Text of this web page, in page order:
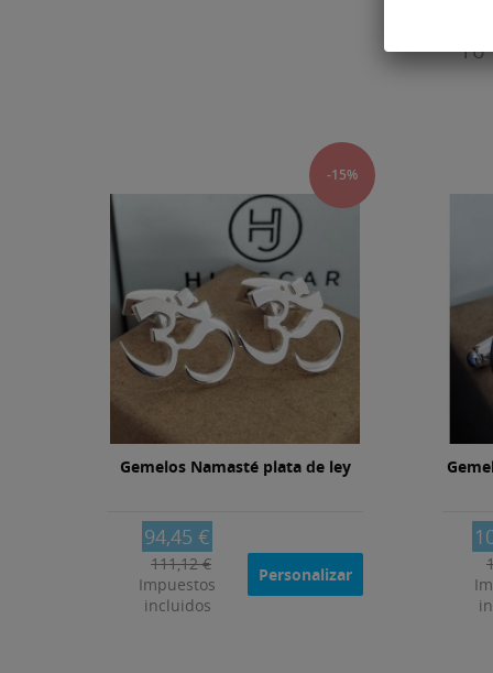
16
-15%
Gemelos Namasté plata de ley
94,45 €
111,12 €
Impuestos
incluidos
Personalizar